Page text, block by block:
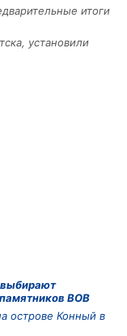
итоги
установили
выбирают
памятников ВОВ
острове Конный в